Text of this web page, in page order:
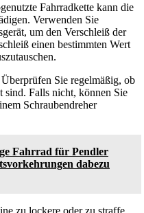
Fahrradkette kann die
Verwenden Sie
um den Verschleiß der
einen bestimmten Wert
Überprüfen Sie regelmäßig, ob
sind. Falls nicht, können Sie
Schraubendreher
Fahrrad für Pendler
dabezu
zu lockere oder zu straffe